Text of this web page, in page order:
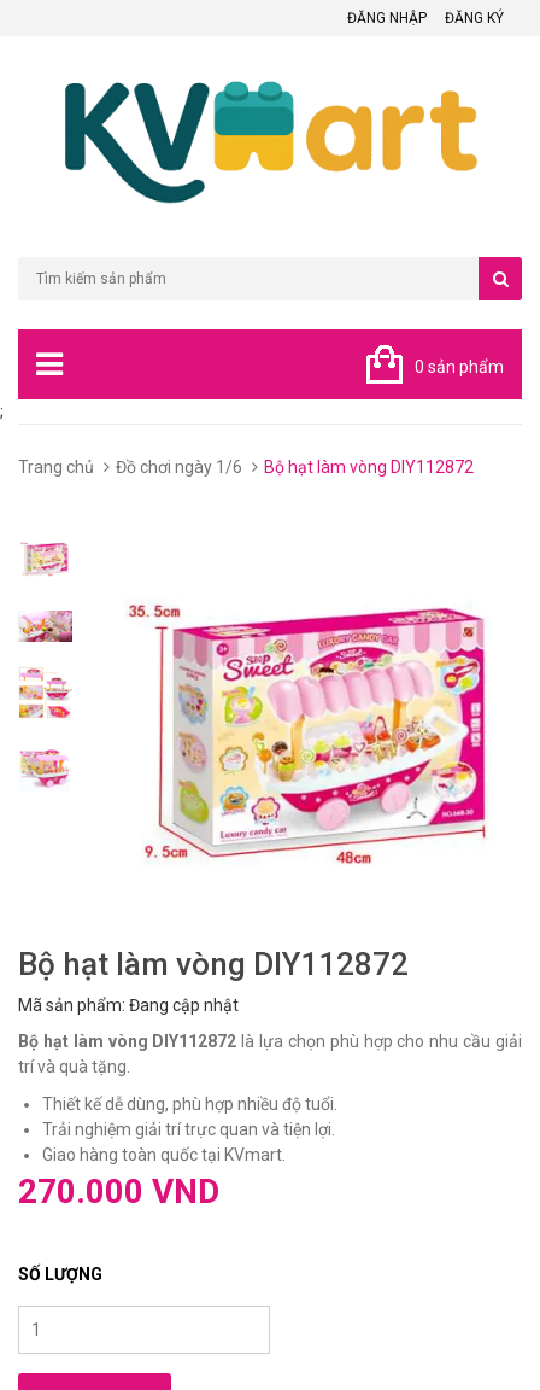
ĐĂNG NHẬP ĐĂNG KÝ
0 sản phẩm
;
Trang chủ Đồ chơi ngày 1/6 Bộ hạt làm vòng DIY112872
Bộ hạt làm vòng DIY112872
Mã sản phẩm: Đang cập nhật
Bộ hạt làm vòng DIY112872 là lựa chọn phù hợp cho nhu cầu giải
trí và quà tặng.
Thiết kế dễ dùng, phù hợp nhiều độ tuổi.
Trải nghiệm giải trí trực quan và tiện lợi.
Giao hàng toàn quốc tại KVmart.
270.000 VND
SỐ LƯỢNG